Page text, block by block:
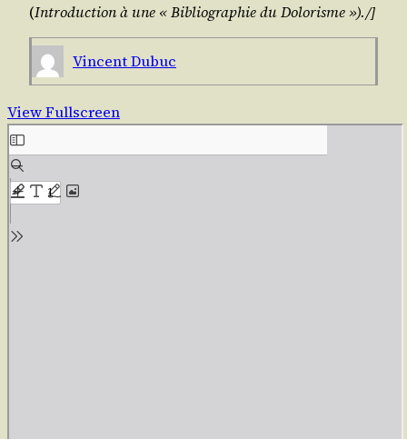
(Intro­duc­tion à une « Biblio­gra­phie du Dolorisme »)./]
Vincent Dubuc
View Fullscreen